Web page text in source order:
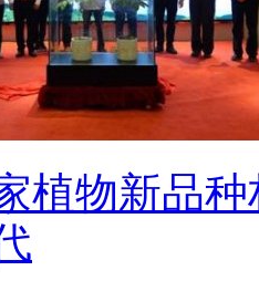
植物新品